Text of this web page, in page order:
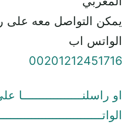
يمكن التواصل معه على
الواتس اب
00201212451716
او راسلنـــــــــــــــــا